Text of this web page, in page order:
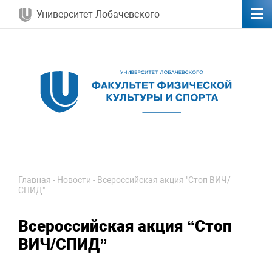
Университет Лобачевского
Главная - Новости - Всероссийская акция "Стоп ВИЧ/
СПИД"
Всероссийская акция “Стоп
ВИЧ/СПИД”